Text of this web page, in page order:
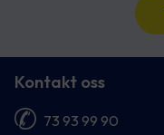
Kontakt oss
73 93 99 90